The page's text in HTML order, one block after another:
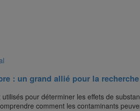
: un grand allié pour la recherche
pour déterminer les effets de
comment les contaminants